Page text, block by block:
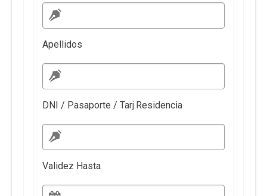
Apellidos
DNI / Pasaporte / Tarj.Residencia
Validez Hasta